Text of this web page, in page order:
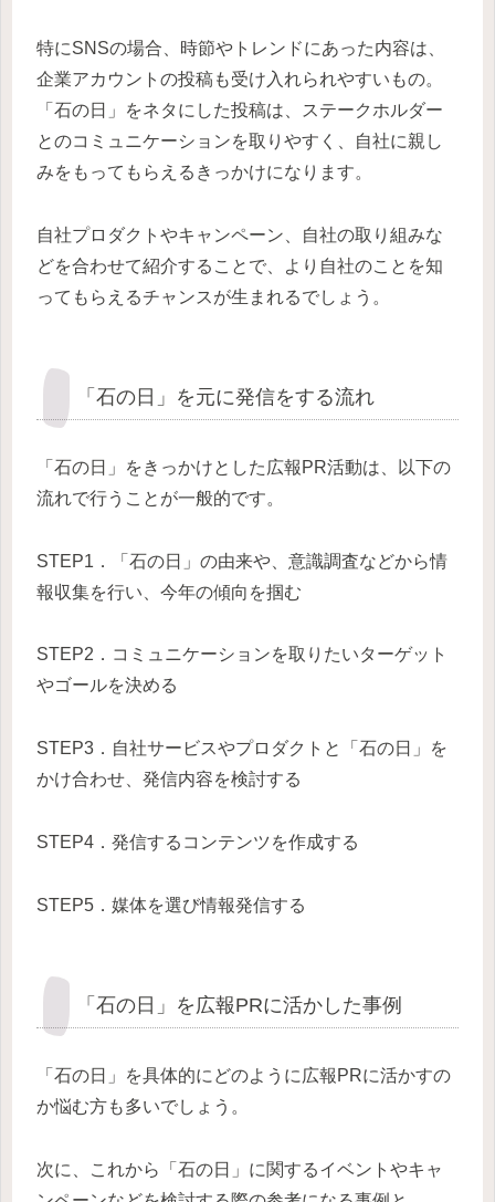
特にSNSの場合、時節やトレンドにあった内容は、
企業アカウントの投稿も受け入れられやすいもの。
「石の日」をネタにした投稿は、ステークホルダー
とのコミュニケーションを取りやすく、自社に親し
みをもってもらえるきっかけになります。
自社プロダクトやキャンペーン、自社の取り組みな
どを合わせて紹介することで、より自社のことを知
ってもらえるチャンスが生まれるでしょう。
「石の日」を元に発信をする流れ
「石の日」をきっかけとした広報PR活動は、以下の
流れで行うことが一般的です。
STEP1．「石の日」の由来や、意識調査などから情
報収集を行い、今年の傾向を掴む
STEP2．コミュニケーションを取りたいターゲット
やゴールを決める
STEP3．自社サービスやプロダクトと「石の日」を
かけ合わせ、発信内容を検討する
STEP4．発信するコンテンツを作成する
STEP5．媒体を選び情報発信する
「石の日」を広報PRに活かした事例
「石の日」を具体的にどのように広報PRに活かすの
か悩む方も多いでしょう。
次に、これから「石の日」に関するイベントやキャ